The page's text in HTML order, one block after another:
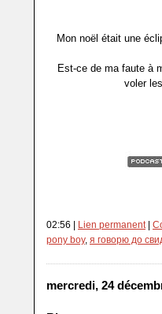
Mon noël était une
Est-ce de ma faute à
voler
02:56 | Lien permanent|
pony boy, я говорю до
mercredi, 24